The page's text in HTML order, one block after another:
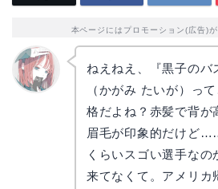
本ページにはプロモーション(広告)が
ねえねえ、『黒子のバ
（かがみ たいが）っ
格だよね？赤髪で背が
眉毛が印象的だけど
くらいスゴい選手なの
来てなくて。アメリカ